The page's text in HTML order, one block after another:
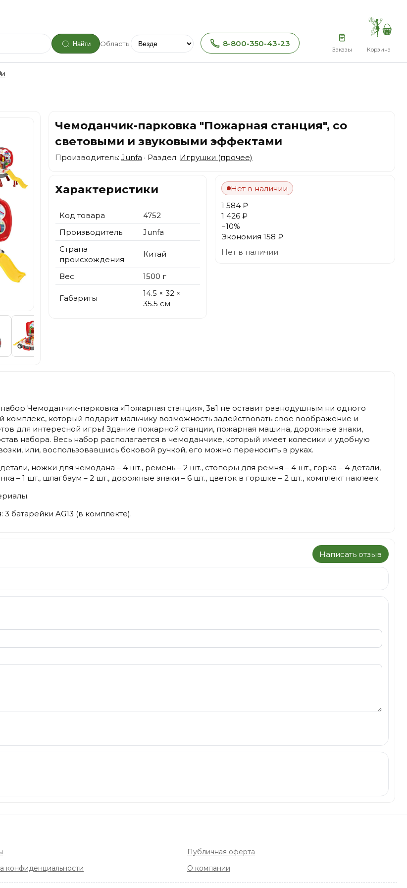
Найти Область: 8-800-350-43-23
Заказы Корзина
Чемоданчик-парковка "Пожарная станция", со
световыми и звуковыми эффектами
Производитель: Junfa · Раздел: Игрушки (прочее)
Характеристики
Код товара
4752
Производитель
Junfa
Страна
происхождения
Китай
Вес 1500 г
Габариты
14.5 × 32 ×
35.5 см
Нет в наличии
1 584 ₽
1 426 ₽
−10%
Экономия 158 ₽
Нет в наличии
Чемоданчик-парковка «Пожарная станция», 3в1 не оставит равнодушным ни одного
комплекс, который подарит мальчику возможность задействовать своё воображение и
для интересной игры! Здание пожарной станции, пожарная машина, дорожные знаки,
набора. Весь набор располагается в чемоданчике, который имеет колесики и удобную
или, воспользовавшись боковой ручкой, его можно переносить в руках.
ножки для чемодана – 4 шт., ремень – 2 шт., стопоры для ремня – 4 шт., горка – 4 детали,
– 1 шт., шлагбаум – 2 шт., дорожные знаки – 6 шт., цветок в горшке – 2 шт., комплект наклеек.
батарейки AG13 (в комплекте).
Написать отзыв
конфиденциальности
Публичная оферта
О компании